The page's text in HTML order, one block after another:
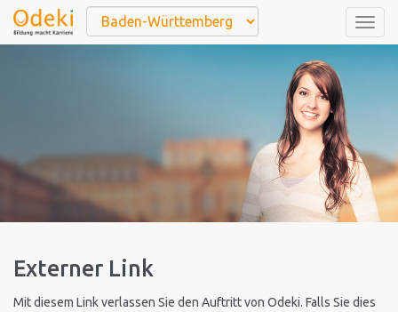
Externer Link
Mit diesem Link verlassen Sie den Auftritt von Odeki. Falls Sie dies